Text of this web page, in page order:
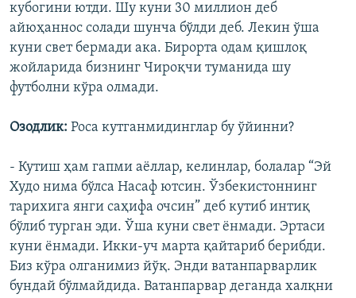
кубогини ютди. Шу куни 30 миллион деб
айюҳаннос солади шунча бўлди деб. Лекин ўша
куни свет бермади ака. Бирорта одам қишлоқ
жойларида бизнинг Чироқчи туманида шу
футболни кўра олмади.
Озодлик: Роса кутганмидинглар бу ўйинни?
- Кутиш ҳам гапми аëллар, келинлар, болалар “Эй
Худо нима бўлса Насаф ютсин. Ўзбекистоннинг
тарихига янги саҳифа очсин” деб кутиб интиқ
бўлиб турган эди. Ўша куни свет ëнмади. Эртаси
куни ëнмади. Икки-уч марта қайтариб берибди.
Биз кўра олганимиз йўқ. Энди ватанпарварлик
бундай бўлмайдида. Ватанпарвар деганда халқни